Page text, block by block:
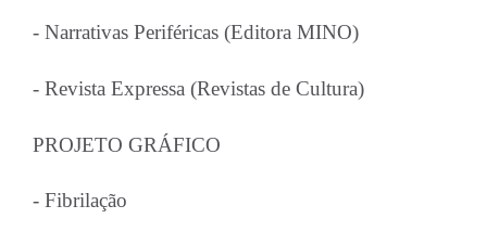
- Narrativas Periféricas (Editora MINO)
- Revista Expressa (Revistas de Cultura)
PROJETO GRÁFICO
- Fibrilação